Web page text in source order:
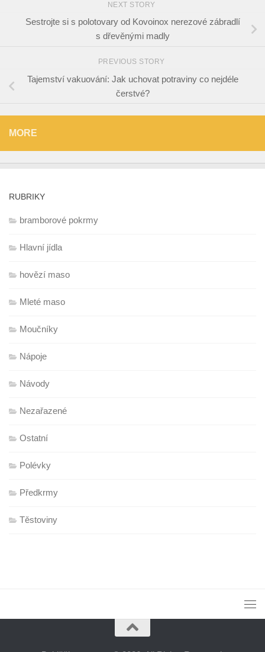
NEXT STORY
Sestrojte si s polotovary od Kovoinox nerezové zábradlí
s dřevěnými madly
PREVIOUS STORY
Tajemství vakuování: Jak uchovat potraviny co nejdéle
čerstvé?
MORE
RUBRIKY
bramborové pokrmy
Hlavní jídla
hovězí maso
Mleté maso
Moučníky
Nápoje
Návody
Nezařazené
Ostatní
Polévky
Předkrmy
Těstoviny